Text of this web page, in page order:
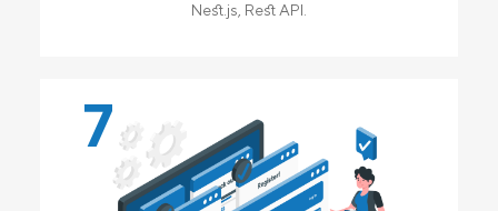
Nest.js, Rest API.
7